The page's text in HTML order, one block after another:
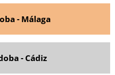
- Málaga
- Cádiz